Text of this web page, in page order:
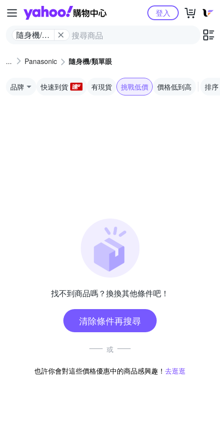
Yahoo購物中心
隨身機/類
登入
Panasonic 隨身機/類單眼
品牌 快速到貨 有現貨 挑戰低價 價格低到高 排序
找不到商品嗎？換換其他條件吧！
清除條件再搜尋
或
也許你會對這些價格優惠中的商品感興趣！ 去逛逛